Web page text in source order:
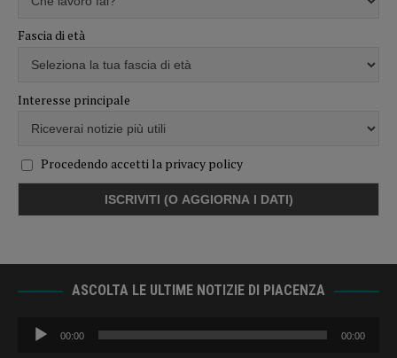
Fascia di età
Interesse principale
Procedendo accetti la privacy policy
ASCOLTA LE ULTIME NOTIZIE DI PIACENZA
Audio
Player
00:00 00:00